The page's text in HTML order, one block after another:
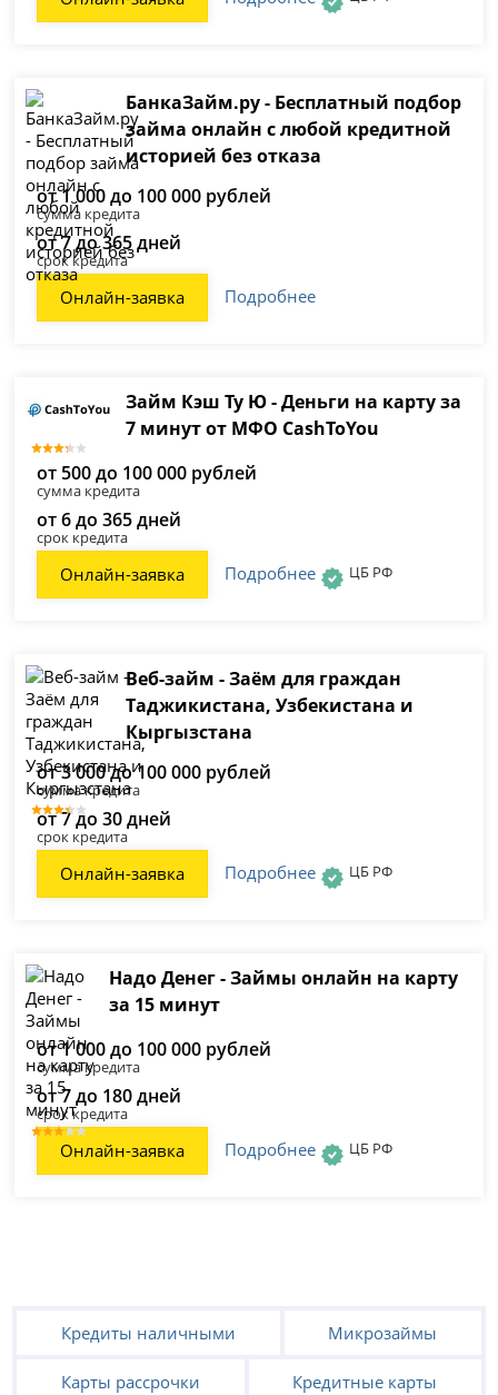
Кредиты наличными Микрозаймы
Карты рассрочки Кредитные карты
БанкаЗайм.ру - Бесплатный подбор
займа онлайн с любой кредитной
историей без отказа
от 1 000 до 100 000 рублей
сумма кредита
от 7 до 365 дней
срок кредита
Онлайн-заявка Подробнее
Займ Кэш Ту Ю - Деньги на карту за
7 минут от МФО CashToYou
от 500 до 100 000 рублей
сумма кредита
от 6 до 365 дней
срок кредита
Онлайн-заявка Подробнее ЦБ РФ
Веб-займ - Заём для граждан
Таджикистана, Узбекистана и
Кыргызстана
от 3 000 до 100 000 рублей
сумма кредита
от 7 до 30 дней
срок кредита
Онлайн-заявка Подробнее ЦБ РФ
Надо Денег - Займы онлайн на карту
за 15 минут
от 1 000 до 100 000 рублей
сумма кредита
от 7 до 180 дней
срок кредита
Онлайн-заявка Подробнее ЦБ РФ